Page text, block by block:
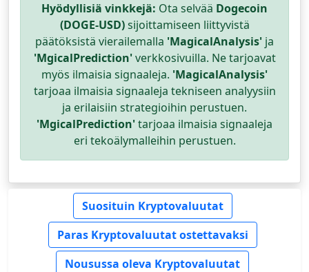
Hyödyllisiä vinkkejä: Ota selvää Dogecoin
(DOGE-USD)sijoittamiseen liittyvistä
päätöksistä vierailemalla 'MagicalAnalysis' ja
'MgicalPrediction'verkkosivuilla. Ne tarjoavat
myös ilmaisia signaaleja. 'MagicalAnalysis'
tarjoaa ilmaisia signaaleja tekniseen analyysiin
ja erilaisiin strategioihin perustuen.
'MgicalPrediction'tarjoaa ilmaisia signaaleja
eri tekoälymalleihin perustuen.
Suosituin Kryptovaluutat
Paras Kryptovaluutat ostettavaksi
Nousussa oleva Kryptovaluutat